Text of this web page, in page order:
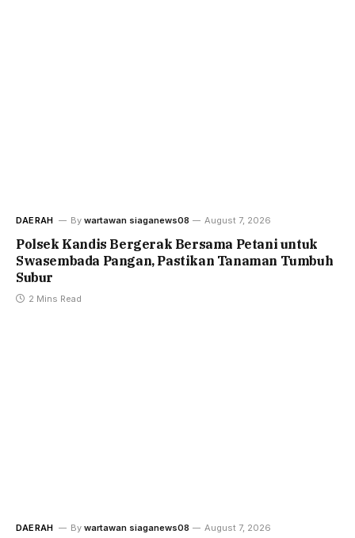
DAERAH By wartawan siaganews08 August 7, 2026
Polsek Kandis Bergerak Bersama Petani untuk
Swasembada Pangan, Pastikan Tanaman Tumbuh
Subur
2 Mins Read
DAERAH By wartawan siaganews08 August 7, 2026